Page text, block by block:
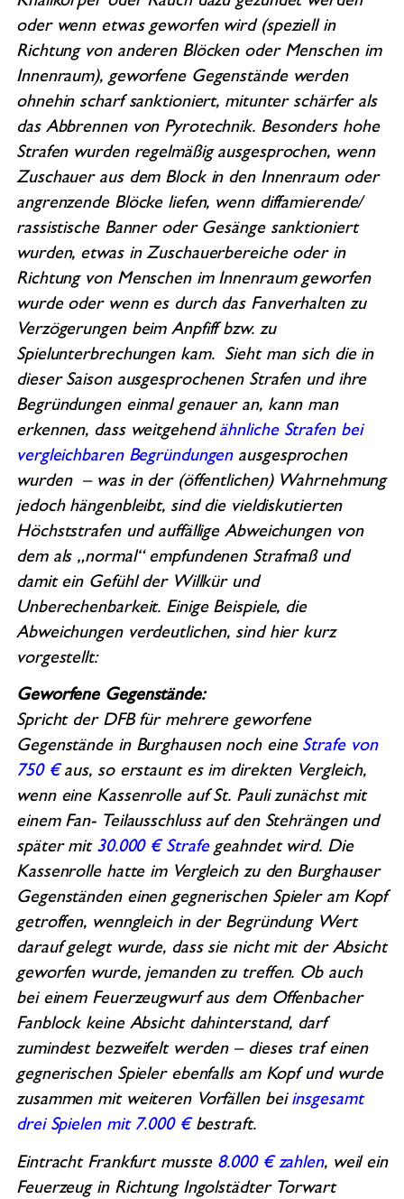
oder wenn etwas geworfen wird (speziell in
Richtung von anderen Blöcken oder Menschen im
Innenraum), geworfene Gegenstände werden
ohnehin scharf sanktioniert, mitunter schärfer als
das Abbrennen von Pyrotechnik. Besonders hohe
Strafen wurden regelmäßig ausgesprochen, wenn
Zuschauer aus dem Block in den Innenraum oder
angrenzende Blöcke liefen, wenn diffamierende/
rassistische Banner oder Gesänge sanktioniert
wurden, etwas in Zuschauerbereiche oder in
Richtung von Menschen im Innenraum geworfen
wurde oder wenn es durch das Fanverhalten zu
Verzögerungen beim Anpfiff bzw. zu
Spielunterbrechungen kam. Sieht man sich die in
dieser Saison ausgesprochenen Strafen und ihre
Begründungen einmal genauer an, kann man
erkennen, dass weitgehend ähnliche Strafen bei
vergleichbaren Begründungenausgesprochen
wurden – was in der (öffentlichen) Wahrnehmung
jedoch hängenbleibt, sind die vieldiskutierten
Höchststrafen und auffällige Abweichungen von
dem als „normal“ empfundenen Strafmaß und
damit ein Gefühl der Willkür und
Unberechenbarkeit. Einige Beispiele, die
Abweichungen verdeutlichen, sind hier kurz
vorgestellt:
Geworfene Gegenstände:
Spricht der DFB für mehrere geworfene
Gegenstände in Burghausen noch eine Strafe von
750 €aus, so erstaunt es im direkten Vergleich,
wenn eine Kassenrolle auf St. Pauli zunächst mit
einem Fan- Teilausschluss auf den Stehrängen und
später mit 30.000 € Strafegeahndet wird. Die
Kassenrolle hatte im Vergleich zu den Burghauser
Gegenständen einen gegnerischen Spieler am Kopf
getroffen, wenngleich in der Begründung Wert
darauf gelegt wurde, dass sie nicht mit der Absicht
geworfen wurde, jemanden zu treffen. Ob auch
bei einem Feuerzeugwurf aus dem Offenbacher
Fanblock keine Absicht dahinterstand, darf
zumindest bezweifelt werden – dieses traf einen
gegnerischen Spieler ebenfalls am Kopf und wurde
zusammen mit weiteren Vorfällen bei insgesamt
drei Spielen mit 7.000 €bestraft.
Eintracht Frankfurt musste 8.000 € zahlen, weil ein
Feuerzeug in Richtung Ingolstädter Torwart